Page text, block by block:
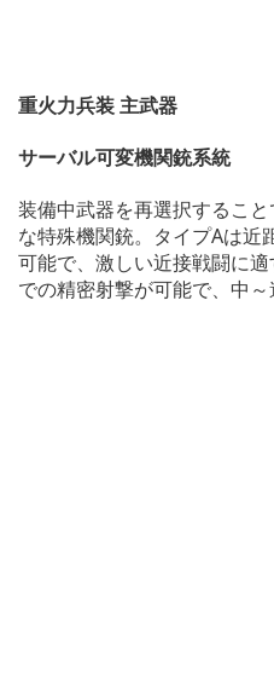
重火力兵装 主武器
サーバル可変機関銃系統
装備中武器を再選択するこ
な特殊機関銃。タイプAは近
可能で、激しい近接戦闘に
での精密射撃が可能で、中～